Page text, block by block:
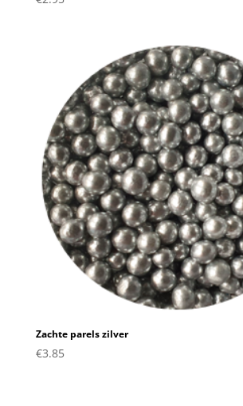
Zachte parels zilver
€3.85